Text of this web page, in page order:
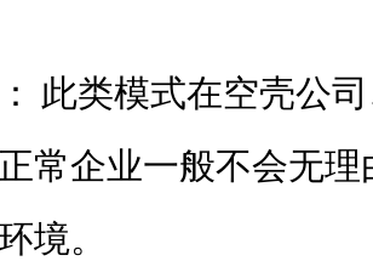
此类模式在空壳公
常企业一般不会无
境。